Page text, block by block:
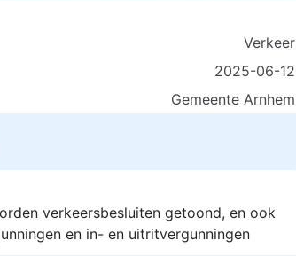
Verkeer
2025-06-12
Gemeente Arnhem
verkeersbesluiten getoond, en ook
en in- en uitritvergunningen